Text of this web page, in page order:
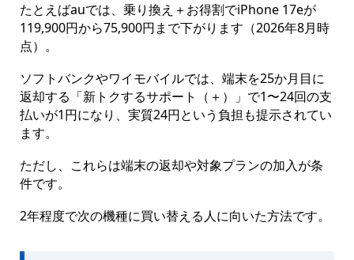
たとえばauでは、乗り換え＋お得割でiPhone 17eが
119,900円から75,900円まで下がります（2026年8月時
点）。
ソフトバンクやワイモバイルでは、端末を25か月目に
返却する「新トクするサポート（＋）」で1〜24回の支
払いが1円になり、実質24円という負担も提示されてい
ます。
ただし、これらは端末の返却や対象プランの加入が条
件です。
2年程度で次の機種に買い替える人に向いた方法です。